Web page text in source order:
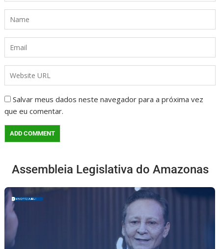
Salvar meus dados neste navegador para a próxima vez
que eu comentar.
Assembleia Legislativa do Amazonas